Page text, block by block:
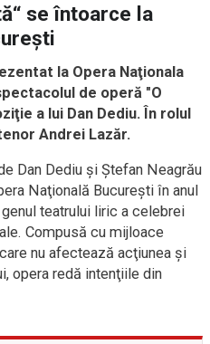
se întoarce la
la Opera Naţionala
de operă "O
a lui Dan Dediu. În rolul
Andrei Lazăr.
Dan Dediu şi Ştefan Neagrău
Naţională Bucureşti în anul
teatrului liric a celebrei
Compusă cu mijloace
nu afectează acţiunea şi
opera redă intenţiile din